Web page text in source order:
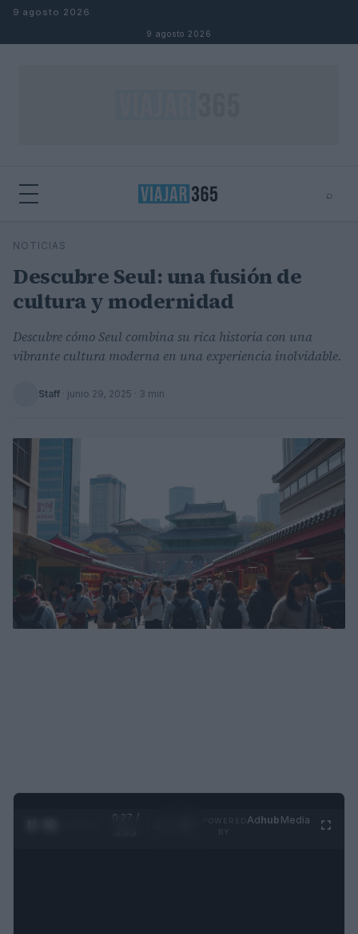
Saltar al contenido
9 agosto 2026
9 agosto 2026
⌕
Buscar
NOTICIAS
Descubre Seul: una fusión de
cultura y modernidad
Descubre cómo Seul combina su rica historia con una
vibrante cultura moderna en una experiencia inolvidable.
Staff · junio 29, 2025 · 3 min
0:28 /
Adhub Media